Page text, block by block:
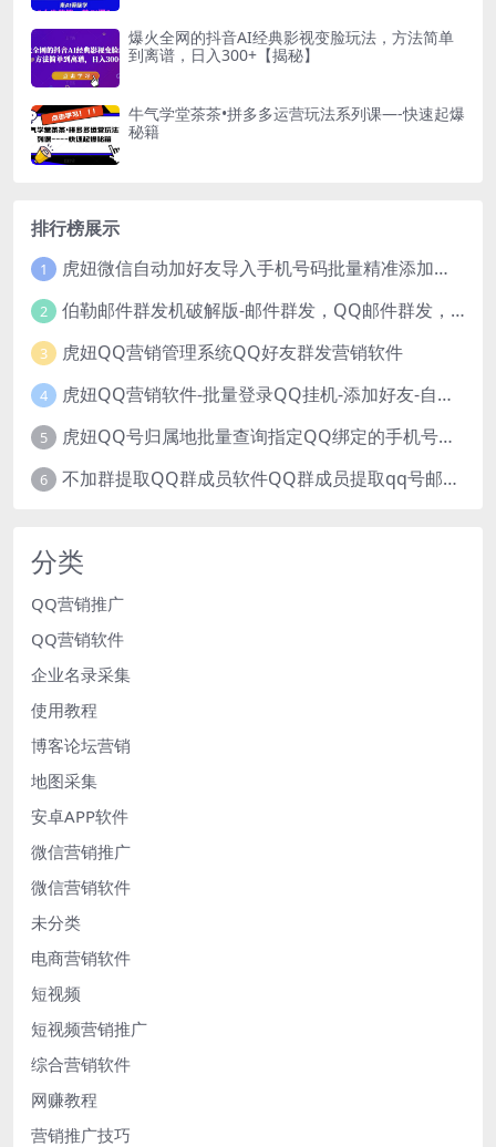
爆火全网的抖音AI经典影视变脸玩法，方法简单
到离谱，日入300+【揭秘】
牛气学堂茶茶•拼多多运营玩法系列课—-快速起爆
秘籍
排行榜展示
1 虎妞微信自动加好友导入手机号码批量精准添加客户售营销软件微商工具
2 伯勒邮件群发机破解版-邮件群发，QQ邮件群发，邮件群发软件，伯乐邮件群发工具，邮件群发器
3 虎妞QQ营销管理系统QQ好友群发营销软件
4 虎妞QQ营销软件-批量登录QQ挂机-添加好友-自动加群-群发消息-临时会话
5 虎妞QQ号归属地批量查询指定QQ绑定的手机号软件
6 不加群提取QQ群成员软件QQ群成员提取qq号邮箱软件
分类
QQ营销推广
QQ营销软件
企业名录采集
使用教程
博客论坛营销
地图采集
安卓APP软件
微信营销推广
微信营销软件
未分类
电商营销软件
短视频
短视频营销推广
综合营销软件
网赚教程
营销推广技巧